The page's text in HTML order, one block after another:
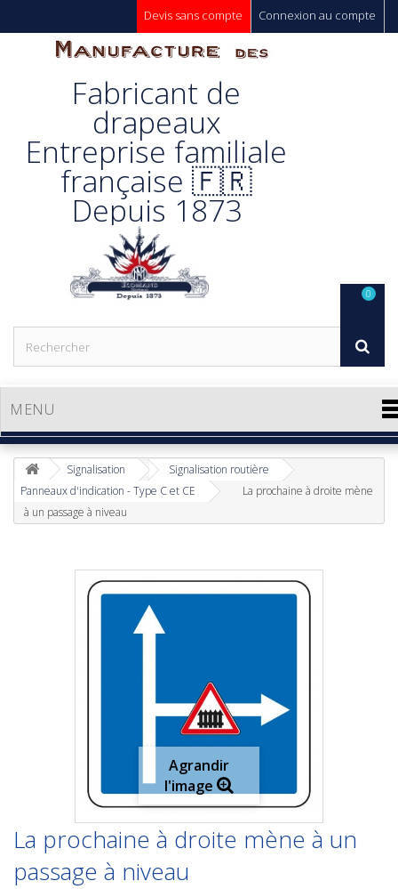
Connexion au compte
Devis sans compte
Manufacture
Des
Drapeaux
Unic s.a.
Fabricant de
drapeaux
Entreprise familiale
française 🇫🇷
Depuis 1873
MENU
0
Signalisation
Signalisation routière
Panneaux d'indication - Type C et CE
La prochaine à droite mène
à un passage à niveau
Agrandir
l'image
La prochaine à droite mène à un
passage à niveau